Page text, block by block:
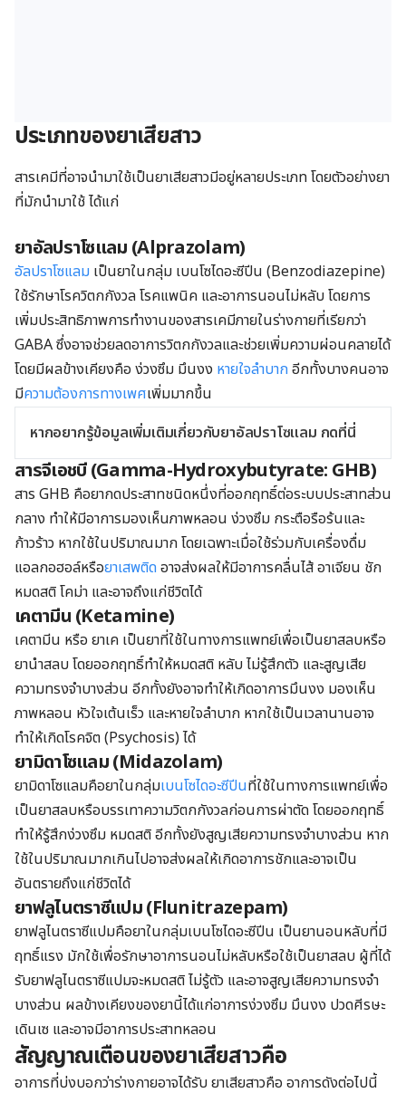
ประเภทของยาเสียสาว
สารเคมีที่อาจนำมาใช้เป็นยาเสียสาวมีอยู่หลายประเภท โดยตัวอย่างยา
ที่มักนำมาใช้ ได้แก่
ยาอัลปราโซแลม (Alprazolam)
อัลปราโซแลม เป็นยาในกลุ่ม เบนโซไดอะซีปีน (Benzodiazepine)
ใช้รักษาโรควิตกกังวล โรคแพนิค และอาการนอนไม่หลับ โดยการ
เพิ่มประสิทธิภาพการทำงานของสารเคมีภายในร่างกายที่เรียกว่า
GABA ซึ่งอาจช่วยลดอาการวิตกกังวลและช่วยเพิ่มความผ่อนคลายได้
โดยมีผลข้างเคียงคือ ง่วงซึม มึนงง หายใจลำบาก อีกทั้งบางคนอาจ
มีความต้องการทางเพศเพิ่มมากขึ้น
หากอยากรู้ข้อมูลเพิ่มเติมเกี่ยวกับยาอัลปราโซแลม กดที่นี่
สารจีเอชบี (Gamma-Hydroxybutyrate: GHB)
สาร GHB คือยากดประสาทชนิดหนึ่งที่ออกฤทธิ์ต่อระบบประสาทส่วน
กลาง ทำให้มีอาการมองเห็นภาพหลอน ง่วงซึม กระตือรือร้นและ
ก้าวร้าว หากใช้ในปริมาณมาก โดยเฉพาะเมื่อใช้ร่วมกับเครื่องดื่ม
แอลกอฮอล์หรือยาเสพติด อาจส่งผลให้มีอาการคลื่นไส้ อาเจียน ชัก
หมดสติ โคม่า และอาจถึงแก่ชีวิตได้
เคตามีน (Ketamine)
เคตามีน หรือ ยาเค เป็นยาที่ใช้ในทางการแพทย์เพื่อเป็นยาสลบหรือ
ยานำสลบ โดยออกฤทธิ์ทำให้หมดสติ หลับ ไม่รู้สึกตัว และสูญเสีย
ความทรงจำบางส่วน อีกทั้งยังอาจทำให้เกิดอาการมึนงง มองเห็น
ภาพหลอน หัวใจเต้นเร็ว และหายใจลำบาก หากใช้เป็นเวลานานอาจ
ทำให้เกิดโรคจิต (Psychosis) ได้
ยามิดาโซแลม (Midazolam)
ยามิดาโซแลมคือยาในกลุ่มเบนโซไดอะซีปีนที่ใช้ในทางการแพทย์เพื่อ
เป็นยาสลบหรือบรรเทาความวิตกกังวลก่อนการผ่าตัด โดยออกฤทธิ์
ทำให้รู้สึกง่วงซึม หมดสติ อีกทั้งยังสูญเสียความทรงจำบางส่วน หาก
ใช้ในปริมาณมากเกินไปอาจส่งผลให้เกิดอาการชักและอาจเป็น
อันตรายถึงแก่ชีวิตได้
ยาฟลูไนตราซีแปม (Flunitrazepam)
ยาฟลูไนตราซีแปมคือยาในกลุ่มเบนโซไดอะซีปีน เป็นยานอนหลับที่มี
ฤทธิ์แรง มักใช้เพื่อรักษาอาการนอนไม่หลับหรือใช้เป็นยาสลบ ผู้ที่ได้
รับยาฟลูไนตราซีแปมจะหมดสติ ไม่รู้ตัว และอาจสูญเสียความทรงจำ
บางส่วน ผลข้างเคียงของยานี้ได้แก่อาการง่วงซึม มึนงง ปวดศีรษะ
เดินเซ และอาจมีอาการประสาทหลอน
สัญญาณเตือนของยาเสียสาวคือ
อาการที่บ่งบอกว่าร่างกายอาจได้รับ ยาเสียสาวคือ อาการดังต่อไปนี้